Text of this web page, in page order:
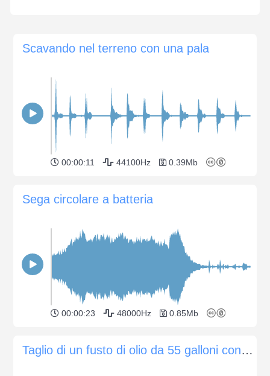
Scavando nel terreno con una pala
00:00:11 44100Hz 0.39Mb
Sega circolare a batteria
00:00:23 48000Hz 0.85Mb
Taglio di un fusto di olio da 55 galloni con una sega alternativa